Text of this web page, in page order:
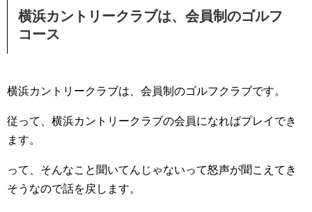
横浜カントリークラブは、会員制のゴルフ
コース
横浜カントリークラブは、会員制のゴルフクラブです。
従って、横浜カントリークラブの会員になればプレイでき
ます。
って、そんなこと聞いてんじゃないって怒声が聞こえてき
そうなので話を戻します。